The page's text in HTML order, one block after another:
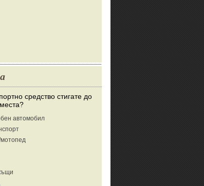
средство стигате до
автомобил